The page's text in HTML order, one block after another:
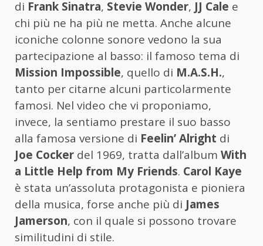
di Frank Sinatra, Stevie Wonder, JJ Cale e
chi più ne ha più ne metta. Anche alcune
iconiche colonne sonore vedono la sua
partecipazione al basso: il famoso tema di
Mission Impossible, quello di M.A.S.H.,
tanto per citarne alcuni particolarmente
famosi. Nel video che vi proponiamo,
invece, la sentiamo prestare il suo basso
alla famosa versione di Feelin’ Alright di
Joe Cocker del 1969, tratta dall’album With
a Little Help from My Friends. Carol Kaye
è stata un’assoluta protagonista e pioniera
della musica, forse anche più di James
Jamerson, con il quale si possono trovare
similitudini di stile.